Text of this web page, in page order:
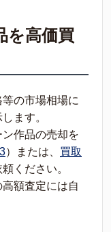
を高価買
の市場相場に
ます。
作品の売却を
）または、 買取
ください。
額査定には自